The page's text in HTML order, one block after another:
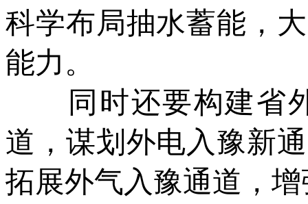
科学布局抽水蓄能，
能力。
同时还要构建省外
道，谋划外电入豫新
拓展外气入豫通道，